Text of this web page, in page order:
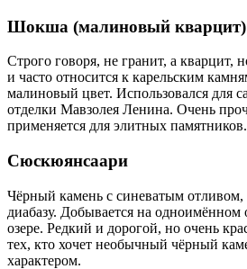
Шокша (малиновый кварцит)
Строго говоря, не гранит, а кварцит,
и часто относится к карельским
малиновый цвет. Использовался для
отделки Мавзолея Ленина. Очень
применяется для элитных памятников.
Сюскюянсаари
Чёрный камень с синеватым отливом,
диабазу. Добывается на одноимённом
озере. Редкий и дорогой, но очень
тех, кто хочет необычный чёрный
характером.